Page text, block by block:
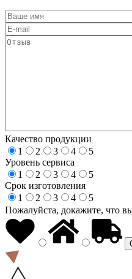
Качество продукции
1
2 3 4
5
Уровень сервиса
1
2 3 4
5
Срок изготовления
1
2 3 4
5
Пожалуйста, докажите, что